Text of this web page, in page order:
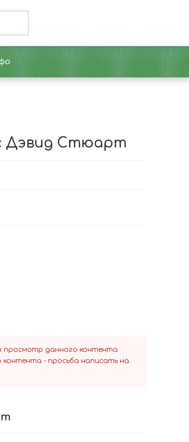
Дэвид Стюарт
просмотр данного контента
контента - просьба написать на